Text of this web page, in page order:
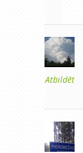
Atbildēt